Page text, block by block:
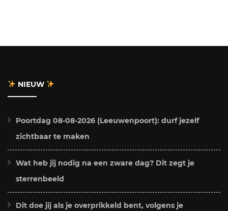
NIEUW
Poortdag 08-08-2026 (Leeuwenpoort): durf jezelf
zichtbaar te maken
Wat heb jij nodig na een zware dag? Dit zegt je
sterrenbeeld
Dit doe jij als je overprikkeld bent, volgens je